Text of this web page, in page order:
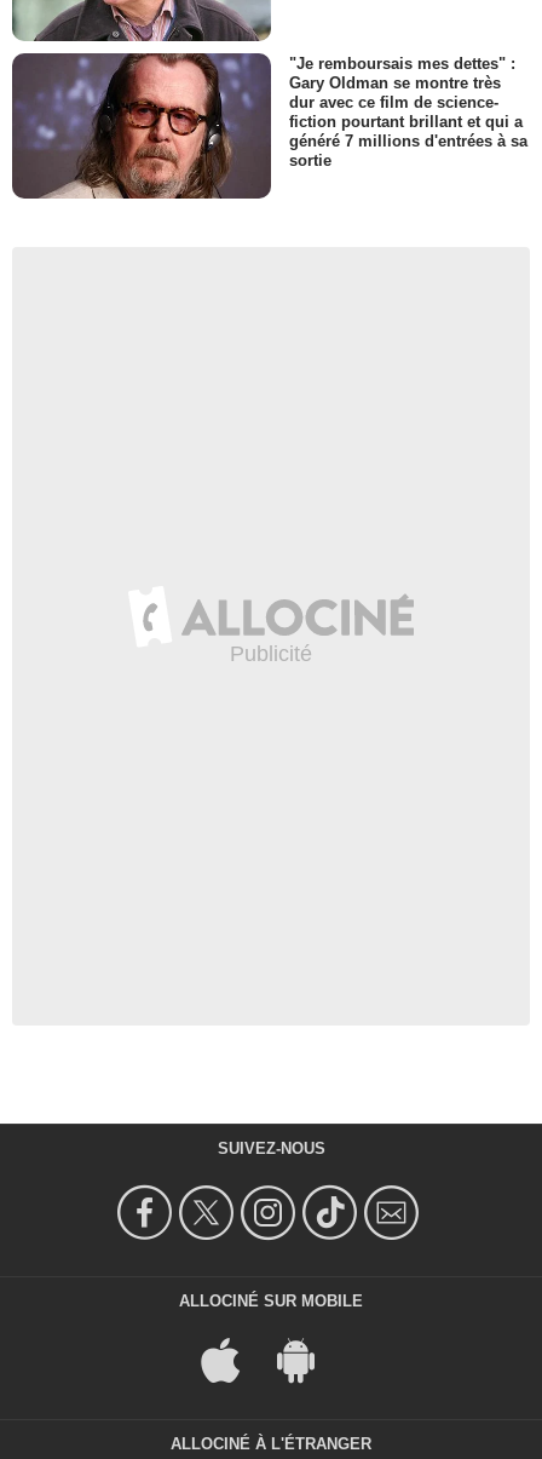
"Je remboursais mes dettes" :
Gary Oldman se montre très
dur avec ce film de science-
fiction pourtant brillant et qui a
généré 7 millions d'entrées à sa
sortie
SUIVEZ-NOUS
ALLOCINÉ SUR MOBILE
ALLOCINÉ À L'ÉTRANGER